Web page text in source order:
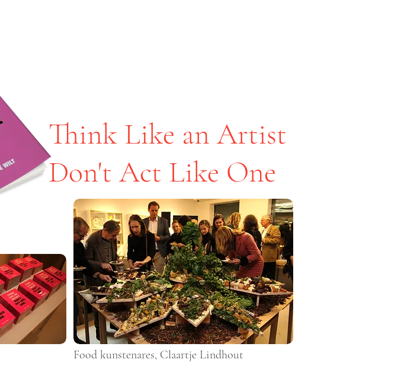
Think Like an Artist
Don't Act Like One
Food kunstenares, Claartje Lindhout